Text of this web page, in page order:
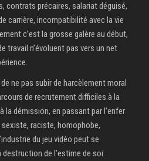
contrats précaires, salariat déguisé,
carrière, incompatibilité avec la vie
c’est la grosse galère au début,
travail n’évoluent pas vers un net
ne pas subir de harcèlement moral
de recrutement difficiles à la
la démission, en passant par l’enfer
raciste, homophobe,
du jeu vidéo peut se
de l’estime de soi.